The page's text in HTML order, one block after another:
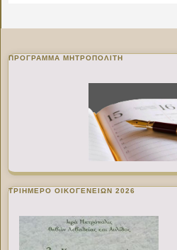
ΠΡΌΓΡΑΜΜΑ ΜΗΤΡΟΠΟΛΊΤΗ
ΤΡΙΗΜΕΡΟ ΟΙΚΟΓΕΝΕΙΩΝ 2026